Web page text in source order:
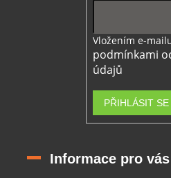
Vložením e-
podmínkami
údajů
PŘIHLÁSIT SE
Informace pro vás